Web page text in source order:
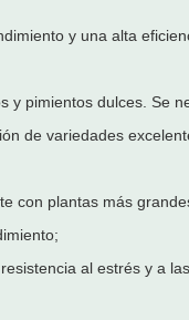
y una alta
y pimientos dulces. Se
de variedades
con plantas más
al estrés y a